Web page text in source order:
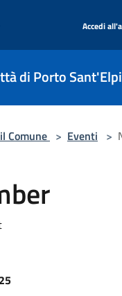
Accedi
di Porto
Comune > Eventi >